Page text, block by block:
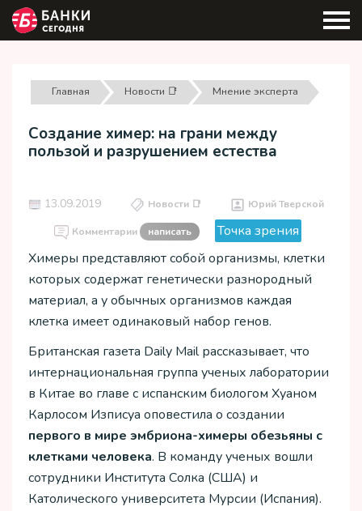
Главная Новости 📑 Мнение эксперта
Создание химер: на грани между
пользой и разрушением естества
13.09.2019 Новости 📑 Юрий Тверской
Комментарии написать
Точка зрения
Химеры представляют собой организмы, клетки
которых содержат генетически разнородный
материал, а у обычных организмов каждая
клетка имеет одинаковый набор генов.
Британская газета Daily Mail рассказывает, что
интернациональная группа ученых лаборатории
в Китае во главе с испанским биологом Хуаном
Карлосом Изписуа оповестила о создании
первого в мире эмбриона-химеры обезьяны с
клетками человека. В команду ученых вошли
сотрудники Института Солка (США) и
Католического университета Мурсии (Испания).